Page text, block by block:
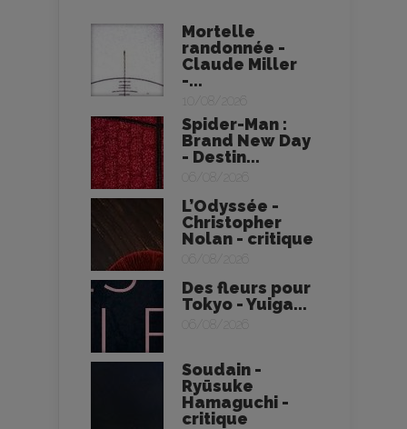
Mortelle
randonnée -
Claude Miller
-...
10/08/2026
Spider-Man :
Brand New Day
- Destin...
06/08/2026
L’Odyssée -
Christopher
Nolan - critique
06/08/2026
Des fleurs pour
Tokyo - Yuiga...
06/08/2026
Soudain -
Ryūsuke
Hamaguchi -
critique